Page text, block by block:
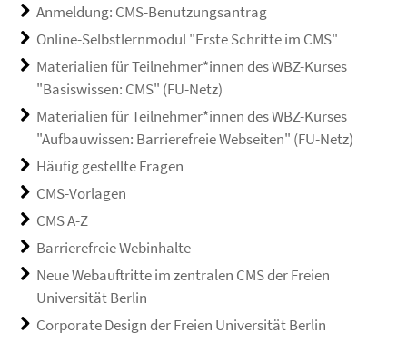
Anmeldung: CMS-Benutzungsantrag
Online-Selbstlernmodul "Erste Schritte im CMS"
Materialien für Teilnehmer*innen des WBZ-Kurses
"Basiswissen: CMS" (FU-Netz)
Materialien für Teilnehmer*innen des WBZ-Kurses
"Aufbauwissen: Barrierefreie Webseiten" (FU-Netz)
Häufig gestellte Fragen
CMS-Vorlagen
CMS A-Z
Barrierefreie Webinhalte
Neue Webauftritte im zentralen CMS der Freien
Universität Berlin
Corporate Design der Freien Universität Berlin